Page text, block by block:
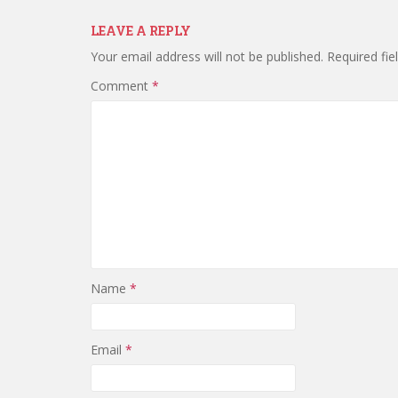
LEAVE A REPLY
Your email address will not be published. Required
Comment *
Name *
Email *